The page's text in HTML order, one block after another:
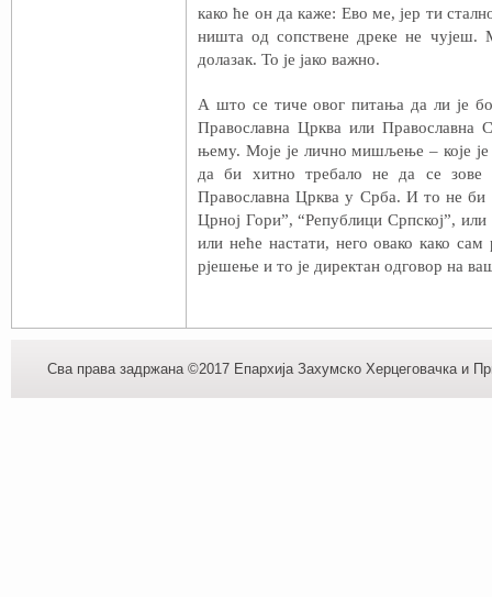
како ће он да каже: Ево ме, јер ти
ништа од сопствене дреке не чујеш.
долазак. То је јако важно.
А што се тиче овог питања да ли је
Православна Црква или Православна
њему. Моје је лично мишљење – које
да би хитно требало не да се зове
Православна Црква у Срба. И то не би
Црној Гори”, “Републици Српској”, или
или неће настати, него овако како
рјешење и то је директан одговор на
Сва права задржана ©2017 Епархија Захумско Херцеговачка и